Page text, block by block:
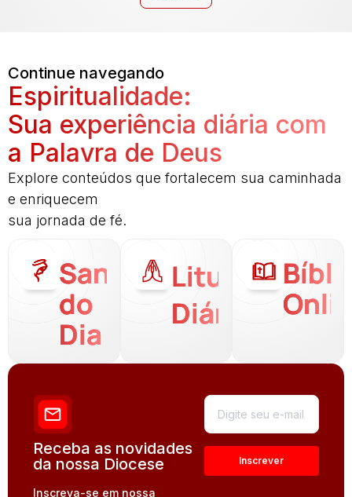
Continue navegando
Espiritualidade:
Sua experiência diária com
a Palavra de Deus
Explore conteúdos que fortalecem sua caminhada
e enriquecem
sua jornada de fé.
Santo
do
Dia
Liturgia
Diária
Receba as novidades
da nossa Diocese
Inscreva-se em nossa